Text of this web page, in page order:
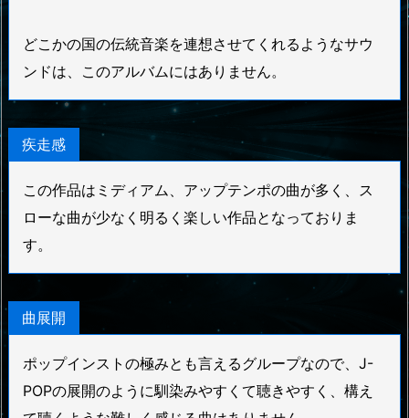
どこかの国の伝統音楽を連想させてくれるようなサウ
ンドは、このアルバムにはありません。
疾走感
この作品はミディアム、アップテンポの曲が多く、ス
ローな曲が少なく明るく楽しい作品となっておりま
す。
曲展開
ポップインストの極みとも言えるグループなので、J-
POPの展開のように馴染みやすくて聴きやすく、構え